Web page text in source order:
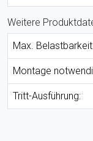
Weitere
Max.
Montage
Tritt-Ausführung: